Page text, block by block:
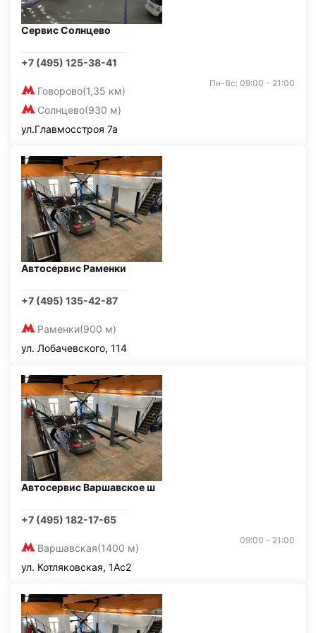
Сервис Солнцево
+7 (495) 125-38-41
Говорово(1,35 км)
Солнцево(930 м)
Пн-Вс: 09:00 - 21:00
ул.Главмосстроя 7а
Автосервис Раменки
+7 (495) 135-42-87
Раменки(900 м)
ул. Лобачевского, 114
Автосервис Варшавское ш
+7 (495) 182-17-65
Варшавская(1400 м)
09:00 - 21:00
ул. Котляковская, 1Ас2